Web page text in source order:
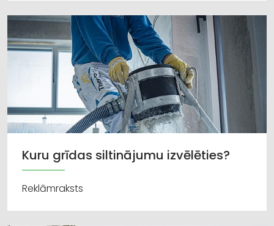
Kuru grīdas siltinājumu izvēlēties?
Reklāmraksts